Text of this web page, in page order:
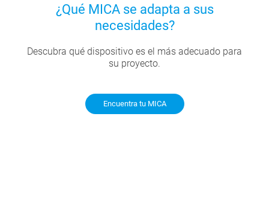
¿Qué MICA se adapta a sus
necesidades?
Descubra qué dispositivo es el más adecuado para
su proyecto.
Encuentra tu MICA